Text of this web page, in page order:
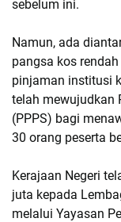
sebelum ini.
Namun, ada
pangsa kos
pinjaman institusi
telah mewujudkan
(PPPS) bagi
30 orang peserta
Kerajaan Negeri
juta kepada
melalui Yayasan